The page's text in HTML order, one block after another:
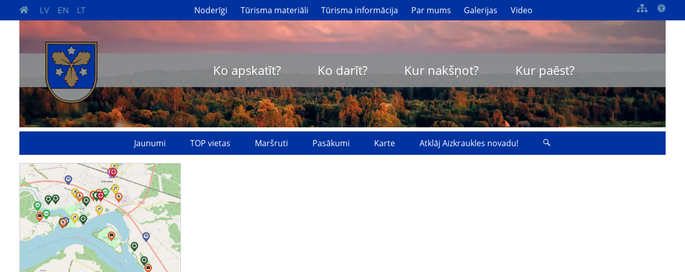
LV EN LT Noderīgi Tūrisma materiāli Tūrisma informācija Par mums Galerijas Video
Ko apskatīt? Ko darīt? Kur nakšņot? Kur paēst?
Jaunumi TOP vietas Maršruti Pasākumi Karte Atklāj Aizkraukles novadu!